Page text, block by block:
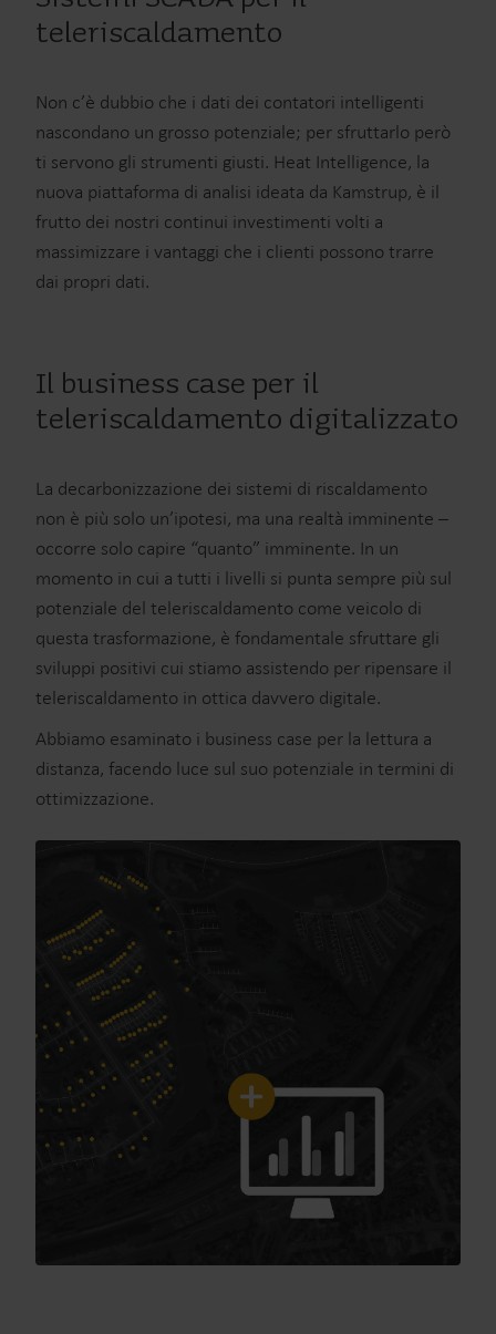
teleriscaldamento
Non c’è dubbio che i dati dei contatori intelligenti
nascondano un grosso potenziale; per sfruttarlo però
ti servono gli strumenti giusti. Heat Intelligence, la
nuova piattaforma di analisi ideata da Kamstrup, è il
frutto dei nostri continui investimenti volti a
massimizzare i vantaggi che i clienti possono trarre
dai propri dati.
Il business case per il
teleriscaldamento digitalizzato
La decarbonizzazione dei sistemi di riscaldamento
non è più solo un’ipotesi, ma una realtà imminente –
occorre solo capire “quanto” imminente. In un
momento in cui a tutti i livelli si punta sempre più sul
potenziale del teleriscaldamento come veicolo di
questa trasformazione, è fondamentale sfruttare gli
sviluppi positivi cui stiamo assistendo per ripensare il
teleriscaldamento in ottica davvero digitale.
Abbiamo esaminato i business case per la lettura a
distanza, facendo luce sul suo potenziale in termini di
ottimizzazione.